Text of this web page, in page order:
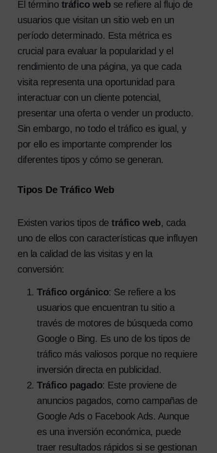
El término tráfico webse refiere al flujo de
usuarios que visitan un sitio web en un
período determinado. Esta métrica es
crucial para evaluar la popularidad y el
rendimiento de una página, ya que cada
visita representa una oportunidad para
interactuar con un cliente potencial,
presentar una oferta o vender un producto.
Sin embargo, no todo el tráfico es igual, y
por ello es importante comprender los
diferentes tipos y cómo se generan.
Tipos De Tráfico Web
Existen varios tipos de tráfico web, cada
uno de ellos con características que influyen
en la calidad de las visitas y en la
conversión:
Tráfico orgánico: Se refiere a los
usuarios que encuentran tu sitio a
través de motores de búsqueda como
Google o Bing. Es uno de los tipos de
tráfico más valiosos porque no requiere
inversión directa en publicidad.
Tráfico pagado: Este proviene de
anuncios pagados, como campañas de
Google Ads o Facebook Ads. Aunque
es una inversión económica, puede
traer resultados rápidos si se gestionan